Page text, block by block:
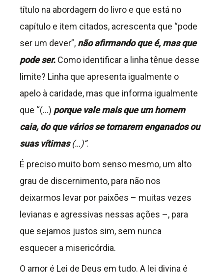
título na abordagem do livro e que está no
capítulo e item citados, acrescenta que “pode
ser um dever”, não afirmando que é, mas que
pode ser. Como identificar a linha tênue desse
limite? Linha que apresenta igualmente o
apelo à caridade, mas que informa igualmente
que “(…) porque vale mais que um homem
caia, do que vários se tornarem enganados ou
suas vítimas(…)”.
É preciso muito bom senso mesmo, um alto
grau de discernimento, para não nos
deixarmos levar por paixões – muitas vezes
levianas e agressivas nessas ações –, para
que sejamos justos sim, sem nunca
esquecer a misericórdia.
O amor é Lei de Deus em tudo. A lei divina é